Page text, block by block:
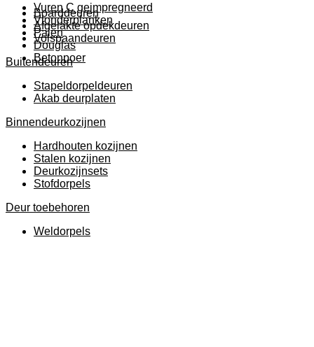
Vuren C geimpregneerd
Vlonderplanken
Palen
Douglas
Betonpoer
Boarddeuren
Afgelakte opdekdeuren
Volspaandeuren
Buitendeuren
Stapeldorpeldeuren
Akab deurplaten
Binnendeurkozijnen
Hardhouten kozijnen
Stalen kozijnen
Deurkozijnsets
Stofdorpels
Deur toebehoren
Weldorpels